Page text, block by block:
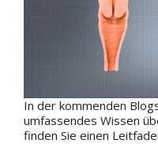
In der kommenden
umfassendes Wissen
finden Sie einen